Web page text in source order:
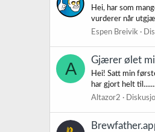
Hei, har som
vurderer når
Espen Breivik
A Gjærer ølet
Hei! Satt min
har gjort helt
Altazor2